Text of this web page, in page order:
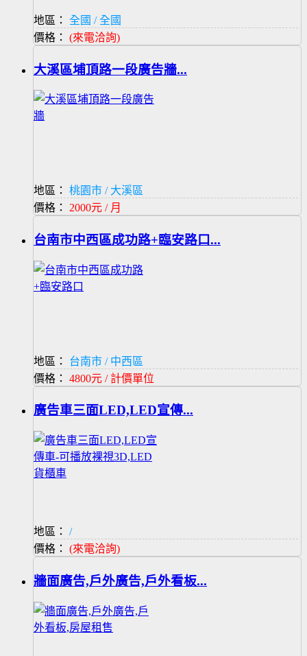
地區：
全國 / 全國
價格： (來電洽詢)
大溪區埔頂路一段廣告牆...
地區：
桃園市 / 大溪區
價格： 2000元 / 月
台南市中西區成功路+臨安路口...
地區：
台南市 / 中西區
價格： 4800元 / 計價單位
廣告車三面LED,LED宣傳...
地區：
/
價格： (來電洽詢)
牆面廣告,戶外廣告,戶外看板...